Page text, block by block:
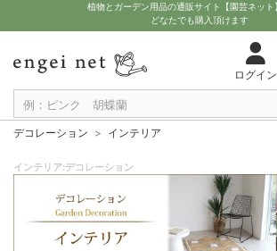
植物とガーデン用品の通販サイト【園芸ネッ
どなたでも購入頂けます
ログイン
デコレーション インテリア
インテリア:デコレーション